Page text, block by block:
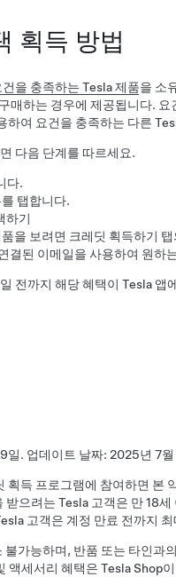
획득 방법
건을 충족하는 Tesla 제품을 소
매하는 경우에 제공됩니다.
하여 요건을 충족하는 다른
다음 단계를 따르세요.
다.
탭합니다.
하기
을 보려면 크레딧 획득하기
결된 이메일을 사용하여 원하
전까지 해당 혜택이 Tesla
일. 업데이트 날짜: 2025년 7월
획득 프로그램에 참여하면 본
받으려는 Tesla 고객은 만 18
고객은 계정 만료 전까지
불가능하며, 반품 또는 타인과
액세서리 혜택은 Tesla Shop